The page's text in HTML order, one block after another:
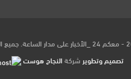
تصميم وتطوير شركةالنجاح هوست